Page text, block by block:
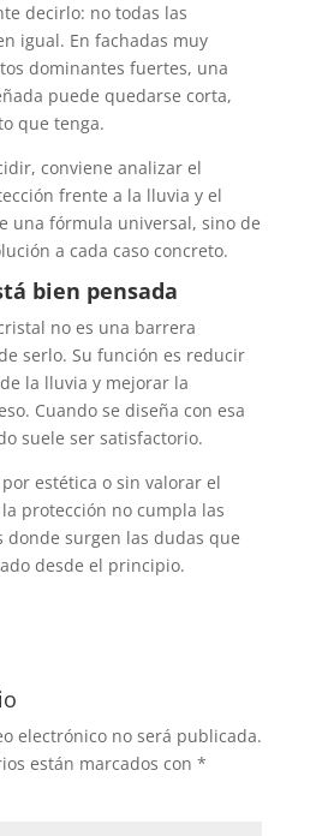
decirlo: no todas las
igual. En fachadas muy
dominantes fuertes, una
puede quedarse corta,
que tenga.
conviene analizar el
frente a la lluvia y el
una fórmula universal, sino de
a cada caso concreto.
bien pensada
no es una barrera
serlo. Su función es reducir
la lluvia y mejorar la
Cuando se diseña con esa
suele ser satisfactorio.
estética o sin valorar el
protección no cumpla las
donde surgen las dudas que
desde el principio.
electrónico no será publicada.
están marcados con *